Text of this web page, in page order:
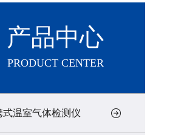
产品中心
PRODUCT CENTER
式温室气体检测仪